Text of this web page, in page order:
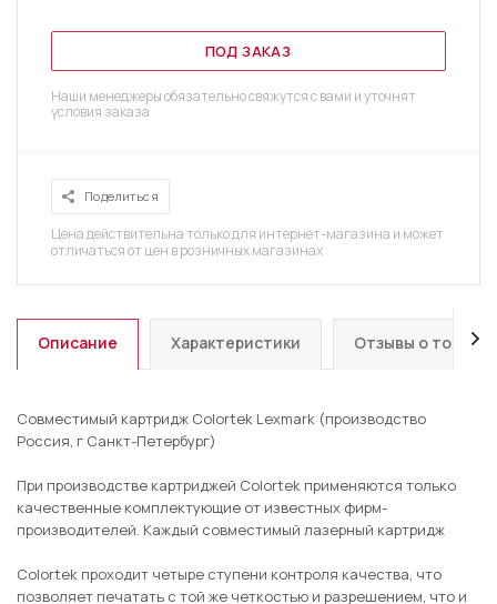
ПОД ЗАКАЗ
Наши менеджеры обязательно свяжутся с вами и уточнят
условия заказа
Поделиться
Цена действительна только для интернет-магазина и может
отличаться от цен в розничных магазинах
Описание Характеристики Отзывы о товаре
Совместимый картридж Colortek Lexmark (производство
Россия, г Санкт-Петербург)
При производстве картриджей Colortek применяются только
качественные комплектующие от известных фирм-
производителей. Каждый совместимый лазерный картридж
Colortek проходит четыре ступени контроля качества, что
позволяет печатать с той же четкостью и разрешением, что и